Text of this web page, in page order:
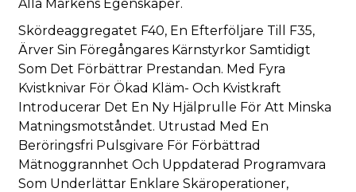
Alla Märkens Egenskaper.
Skördeaggregatet F40, En Efterföljare Till F35,
Ärver Sin Föregångares Kärnstyrkor Samtidigt
Som Det Förbättrar Prestandan. Med Fyra
Kvistknivar För Ökad Kläm- Och Kvistkraft
Introducerar Det En Ny Hjälprulle För Att Minska
Matningsmotståndet. Utrustad Med En
Beröringsfri Pulsgivare För Förbättrad
Mätnoggrannhet Och Uppdaterad Programvara
Som Underlättar Enklare Skäroperationer,